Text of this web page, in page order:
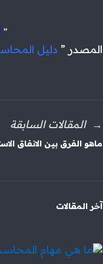
”
المصدر ” دليل
المقالات السابقة
ماهو الفرق بين الانفاق
آخر المقالات